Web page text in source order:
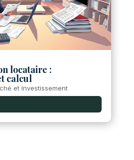
locataire :
calcul
et Investissement